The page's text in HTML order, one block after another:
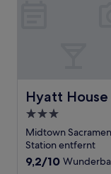
Hyatt
Hyatt House
3.0-
Sterne-
Unterkunft
Midtown
Station entfernt
9.2
9,2/10